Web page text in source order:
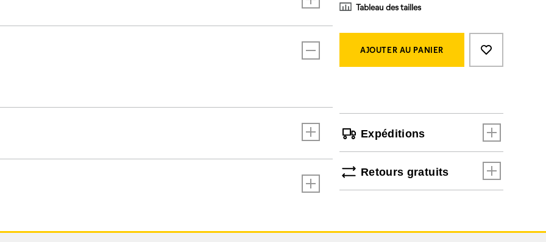
Tableau des tailles
Product
Actions
cart
AJOUTER AU PANIER
Expéditions
Retours gratuits